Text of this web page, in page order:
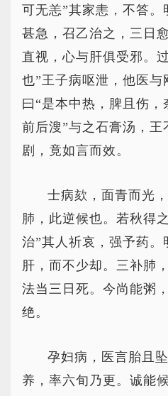
可无恙”其家恚，不答
甚急，召乙治之，三日
直视，心与肝俱受邪。
也”王子病呕泄，他医与
曰“是本中热，脾且伤
前后溲”与之石膏汤，王
剧，竟如言而效。
士病欬，面青而光
肺，此逆候也。若秋得
治”其人祈哀，强予药。
肝，而不少却。三补肺
法当三日死。今尚能粥
绝。
孕妇病，医言胎且
养，率六旬乃更。诚能